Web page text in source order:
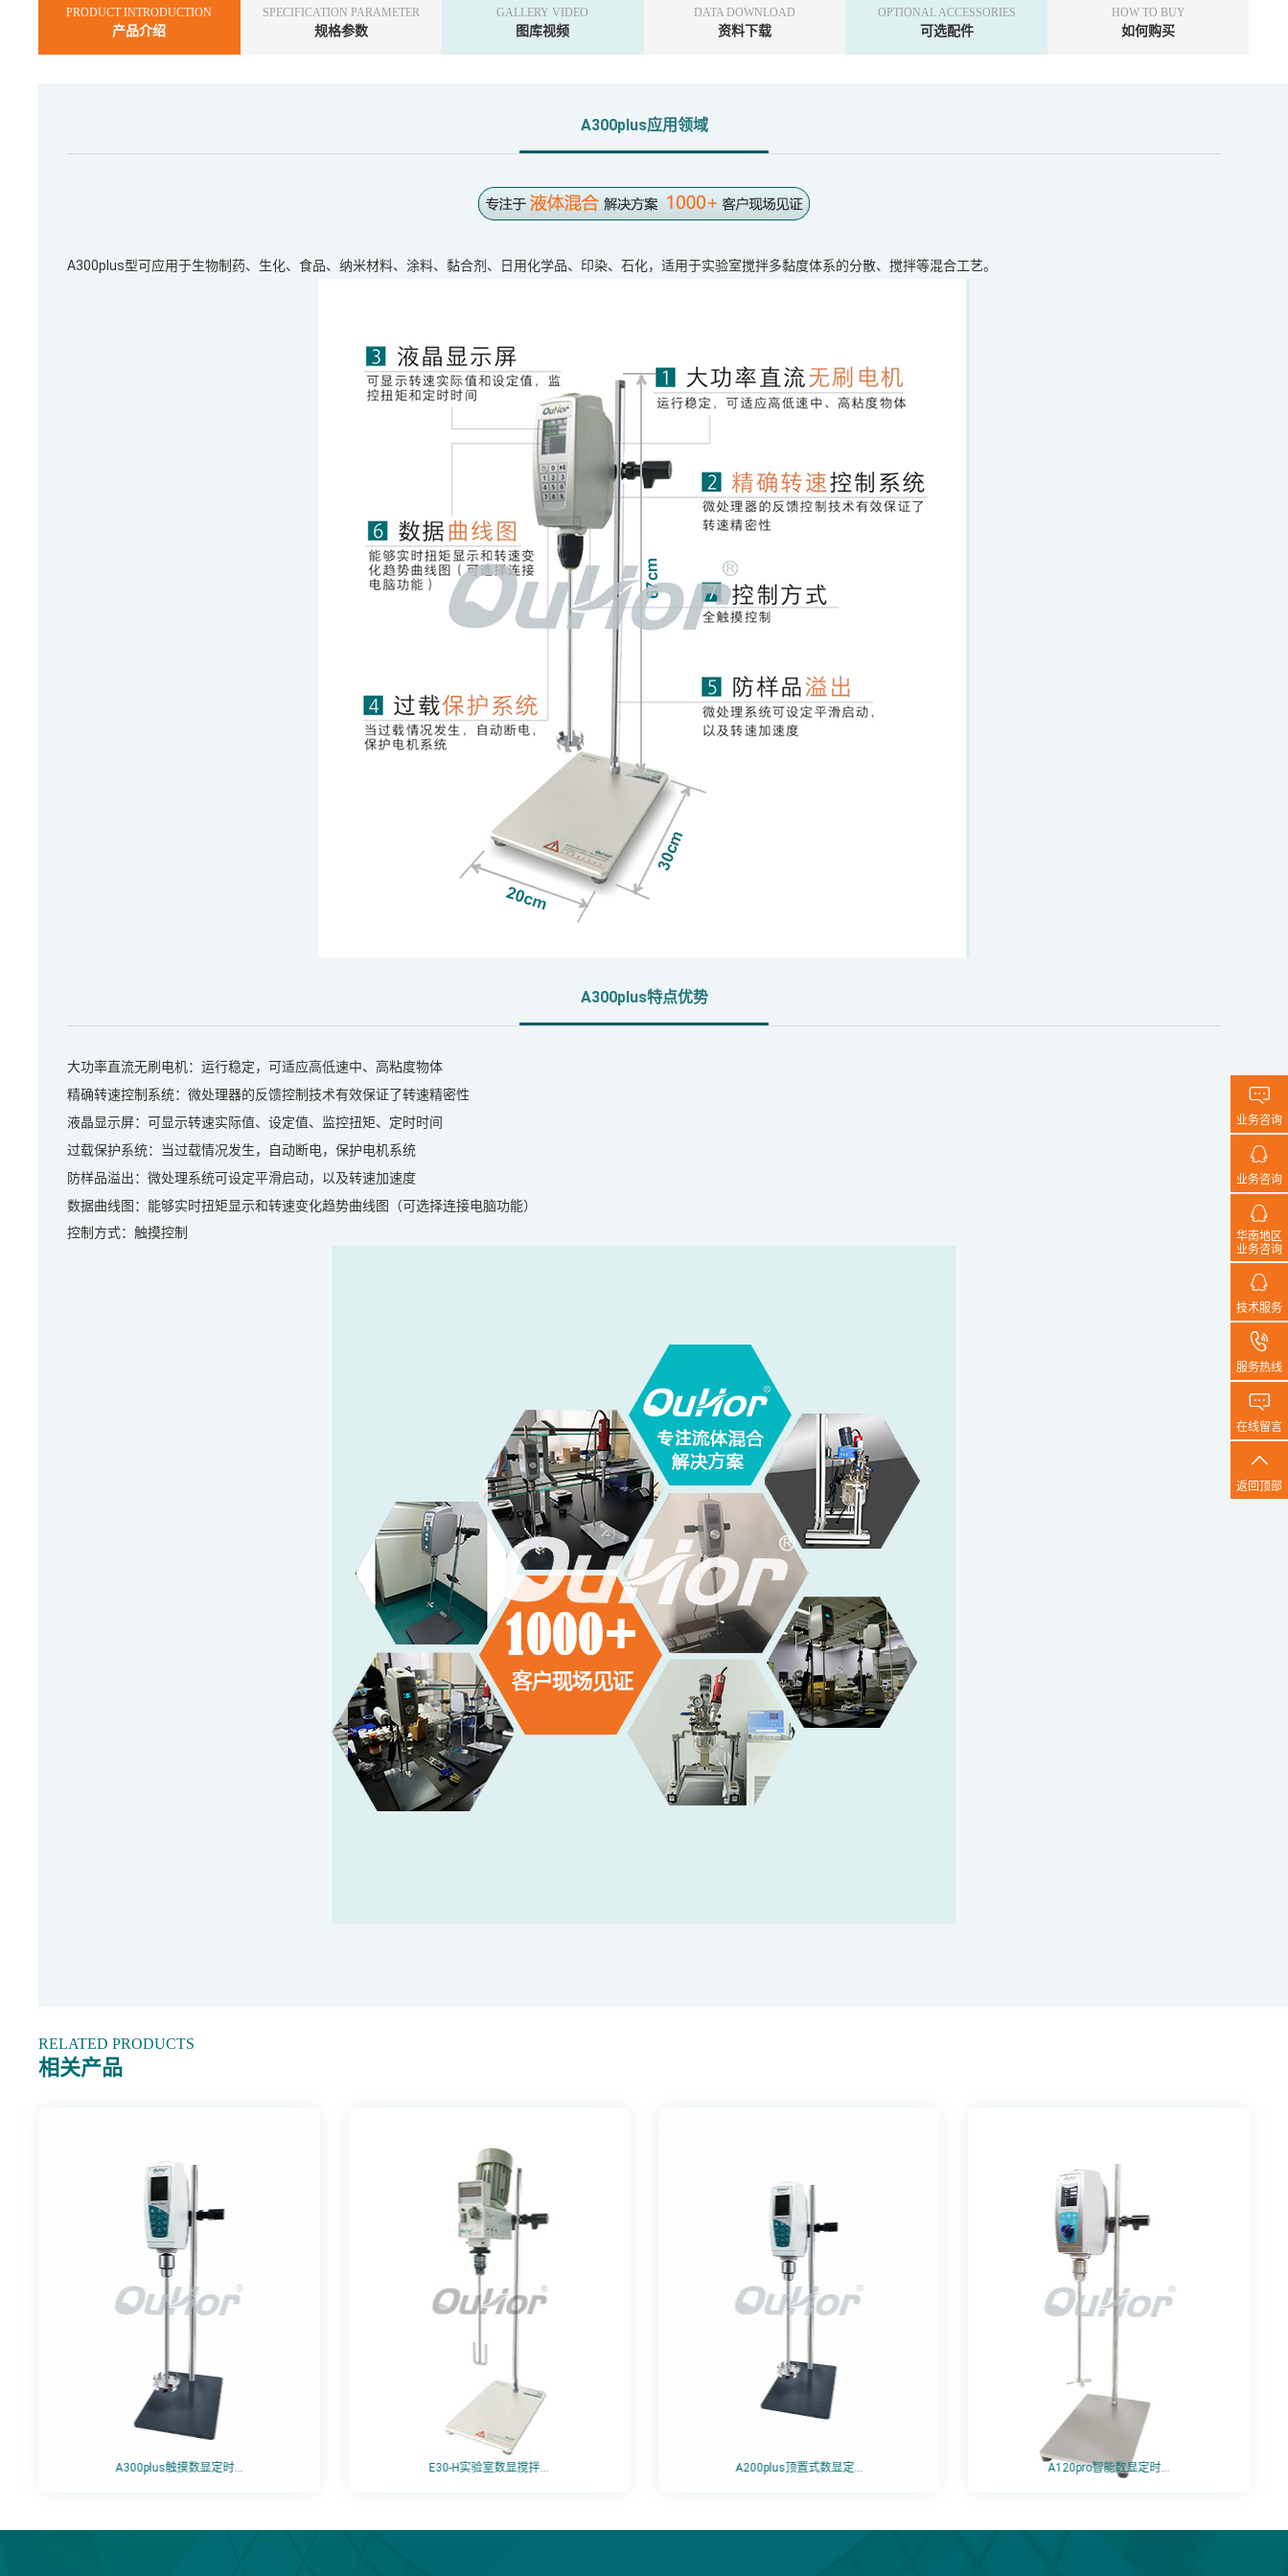
PRODUCT INTRODUCTION
产品介绍
SPECIFICATION PARAMETER
规格参数
GALLERY VIDEO
图库视频
DATA DOWNLOAD
资料下载
OPTIONAL ACCESSORIES
可选配件
HOW TO BUY
如何购买
A300plus应用领域
A300plus型可应用于生物制药、生化、食品、纳米材料、涂料、黏合剂、日用化学品、印染、石化，适用于实验室搅拌多黏度体系的分散、搅拌等混合工艺。
A300plus特点优势
大功率直流无刷电机： 运行稳定，可适应高低速中、高粘度物体
精确转速控制系统：微处理器的反馈控制技术有效保证了转速精密性
液晶显示屏：可显示转速实际值、 设定值、 监控扭矩、 定时时间
过载保护系统：当过载情况发生，自动断电，保护电机系统
防样品溢出：微处理系统可设定平滑启动，以及转速加速度
数据曲线图：能够实时扭矩显示和转速变化趋势曲线图（可选择连接电脑功能）
控制方式：触摸控制
RELATED PRODUCTS
相关产品
A300plus触摸数显定时... E30-H实验室数显搅拌... A200plus顶置式数显定... A120pro智能数显定时...

业务咨询

业务咨询

华南地区
业务咨询

技术服务

服务热线

在线留言

返回顶部